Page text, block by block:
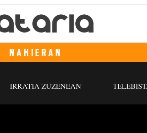
NAHIERAN
IRRATIA ZUZENEAN